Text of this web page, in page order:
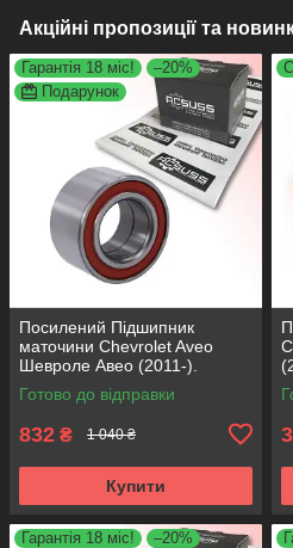
Акційні пропозиції та
Гарантія 18 міс!
–20%
Подарунок
Посилений Підшипник
маточини Chevrolet Aveo
Шевроле Авео (2011-).
Передній. АКСУСС Корея!
VKBA6720 , R153.70 ,
Готово до відправки
832 ₴ 1 040 ₴
Купити
,
Гарантія 18 міс!
–20%